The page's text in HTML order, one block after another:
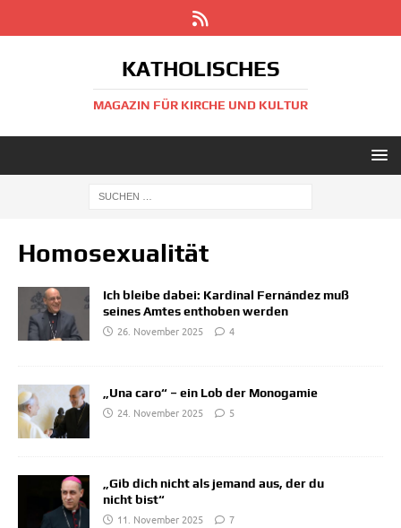
KATHOLISCHES
MAGAZIN FÜR KIRCHE UND KULTUR
Homosexualität
Ich bleibe dabei: Kardinal Fernández muß
seines Amtes enthoben werden
26. November 2025
4
„Una caro“ – ein Lob der Monogamie
24. November 2025
5
„Gib dich nicht als jemand aus, der du
nicht bist“
11. November 2025
7